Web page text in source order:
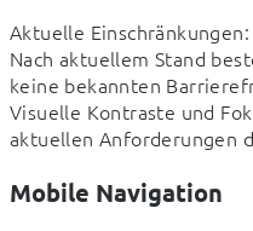
Aktuelle Einschränkungen:
Nach aktuellem Stand
keine bekannten
Visuelle Kontraste und
aktuellen Anforderungen
Mobile Navigation